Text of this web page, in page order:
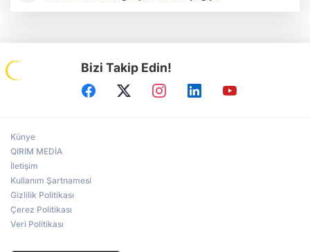
Bizi Takip Edin!
Künye
QIRIM MEDİA
İletişim
Kullanım Şartnamesi
Gizlilik Politikası
Çerez Politikası
Veri Politikası